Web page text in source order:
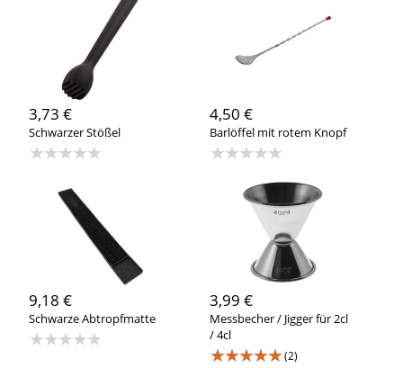
3,73 €
Schwarzer Stößel
★★★★★
4,50 €
Barlöffel mit rotem Knopf
★★★★★
9,18 €
Schwarze Abtropfmatte
★★★★★
3,99 €
Messbecher / Jigger für 2cl
/ 4cl
★★★★★(2)